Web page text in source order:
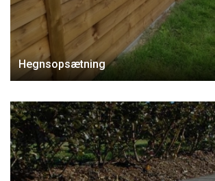
Hegnsopsætning